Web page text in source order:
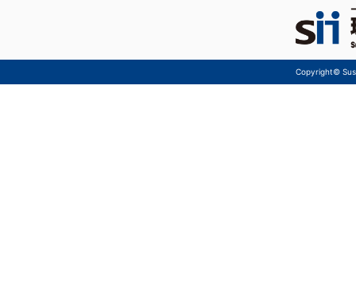
Copyright©